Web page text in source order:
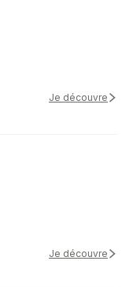
Je découvre
Je découvre